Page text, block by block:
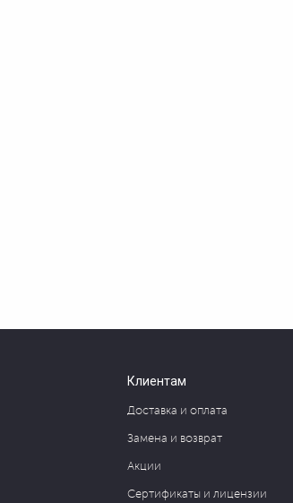
Клиентам
Доставка и оплата
Замена и возврат
Акции
Сертификаты и лицензии